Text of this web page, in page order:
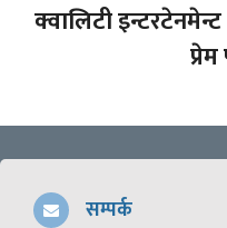
क्वालिटी
सम्पर्क